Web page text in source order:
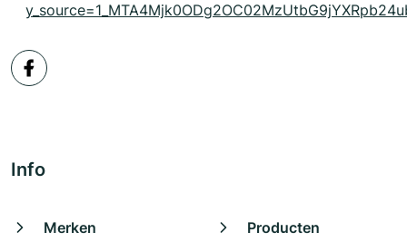
Info
Merken
Producten